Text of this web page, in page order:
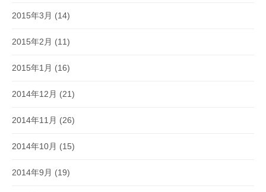
2015年3月 (14)
2015年2月 (11)
2015年1月 (16)
2014年12月 (21)
2014年11月 (26)
2014年10月 (15)
2014年9月 (19)